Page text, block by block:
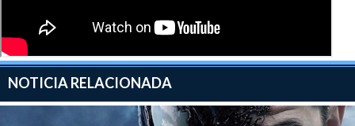
NOTICIA RELACIONADA